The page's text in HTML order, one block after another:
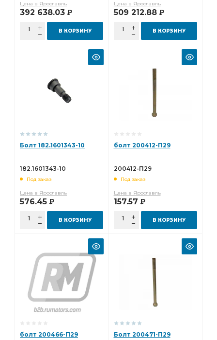
Цена в Ярославль
392 638.03 Р
В КОРЗИНУ
Цена в Ярославль
509 212.88 Р
В КОРЗИНУ
Болт 182.1601343-10
182.1601343-10
Под заказ
Цена в Ярославль
576.45 Р
В КОРЗИНУ
болт 200412-П29
200412-П29
Под заказ
Цена в Ярославль
157.57 Р
В КОРЗИНУ
болт 200466-П29 Болт 200471-П29